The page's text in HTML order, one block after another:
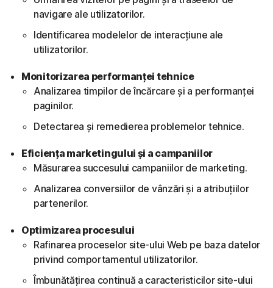
navigare ale utilizatorilor.
Identificarea modelelor de interacțiune ale
utilizatorilor.
Monitorizarea performanței tehnice
Analizarea timpilor de încărcare și a performanței
paginilor.
Detectarea și remedierea problemelor tehnice.
Eficiența marketingului și a campaniilor
Măsurarea succesului campaniilor de marketing.
Analizarea conversiilor de vânzări și a atribuțiilor
partenerilor.
Optimizarea procesului
Rafinarea proceselor site-ului Web pe baza datelor
privind comportamentul utilizatorilor.
Îmbunătățirea continuă a caracteristicilor site-ului